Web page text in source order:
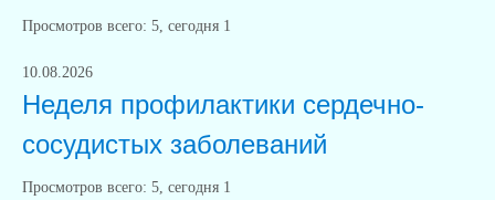
Просмотров всего: 5, сегодня 1
10.08.2026
Неделя профилактики сердечно-
сосудистых заболеваний
Просмотров всего: 5, сегодня 1